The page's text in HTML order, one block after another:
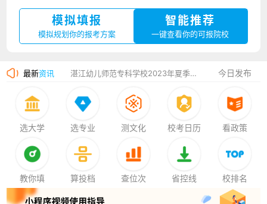
模拟填报
模拟规划你的报考方案
智能推荐
一键查看你的可报院校
最新资讯
厦门大学嘉庚学院2023年艺术类招生简章
湛江幼儿师范专科学校2023年夏季高考招生简章
香港中文大学（深圳）2023年夏季高考招生简章
今日发布
选大学 选专业 测文化 校考日历 看政策
教你填 算投档 查位次 省控线 校排名